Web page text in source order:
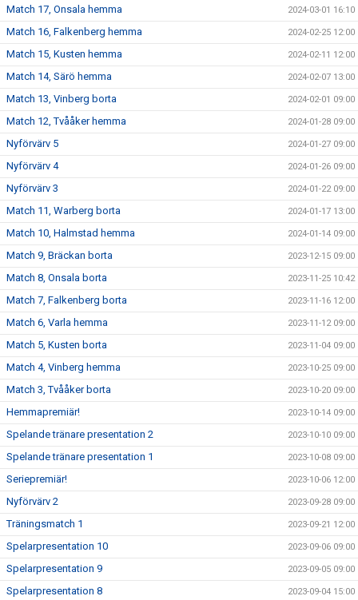
Match 17, Onsala hemma 2024-03-01 16:10
Match 16, Falkenberg hemma 2024-02-25 12:00
Match 15, Kusten hemma 2024-02-11 12:00
Match 14, Särö hemma 2024-02-07 13:00
Match 13, Vinberg borta 2024-02-01 09:00
Match 12, Tvååker hemma 2024-01-28 09:00
Nyförvärv 5 2024-01-27 09:00
Nyförvärv 4 2024-01-26 09:00
Nyförvärv 3 2024-01-22 09:00
Match 11, Warberg borta 2024-01-17 13:00
Match 10, Halmstad hemma 2024-01-14 09:00
Match 9, Bräckan borta 2023-12-15 09:00
Match 8, Onsala borta 2023-11-25 10:42
Match 7, Falkenberg borta 2023-11-16 12:00
Match 6, Varla hemma 2023-11-12 09:00
Match 5, Kusten borta 2023-11-04 09:00
Match 4, Vinberg hemma 2023-10-25 09:00
Match 3, Tvååker borta 2023-10-20 09:00
Hemmapremiär! 2023-10-14 09:00
Spelande tränare presentation 2 2023-10-10 09:00
Spelande tränare presentation 1 2023-10-08 09:00
Seriepremiär! 2023-10-06 12:00
Nyförvärv 2 2023-09-28 09:00
Träningsmatch 1 2023-09-21 12:00
Spelarpresentation 10 2023-09-06 09:00
Spelarpresentation 9 2023-09-05 09:00
Spelarpresentation 8 2023-09-04 15:00